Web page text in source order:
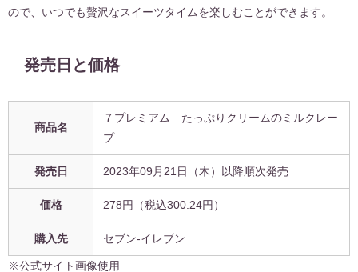
ので、いつでも贅沢なスイーツタイムを楽しむことができます。
発売日と価格
商品名
７プレミアム たっぷりクリームのミルクレー
プ
発売日 2023年09月21日（木）以降順次発売
価格 278円（税込300.24円）
購入先 セブン-イレブン
※公式サイト画像使用